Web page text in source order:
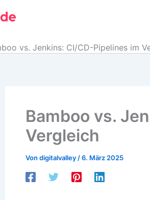
vs. Jenkins: CI/CD-Pipelines im
Bamboo vs.
Vergleich
Von digitalvalley /6. März 2025